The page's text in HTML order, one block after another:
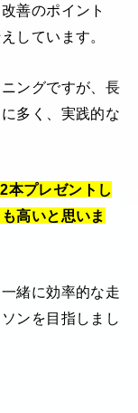
善のポイント
しています。
ングですが、長
多く、実践的な
本プレゼントし
高いと思いま
緒に効率的な走
ンを目指しまし